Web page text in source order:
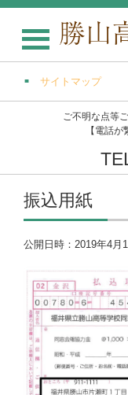
サイトマップ
ご不明な点等
【電話
振込用紙
公開日時： 2019年4月